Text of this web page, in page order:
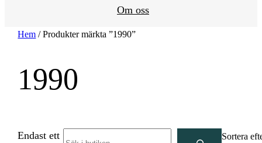
Om oss
Hem / Produkter märkta ”1990”
1990
Endast ett
Sortera